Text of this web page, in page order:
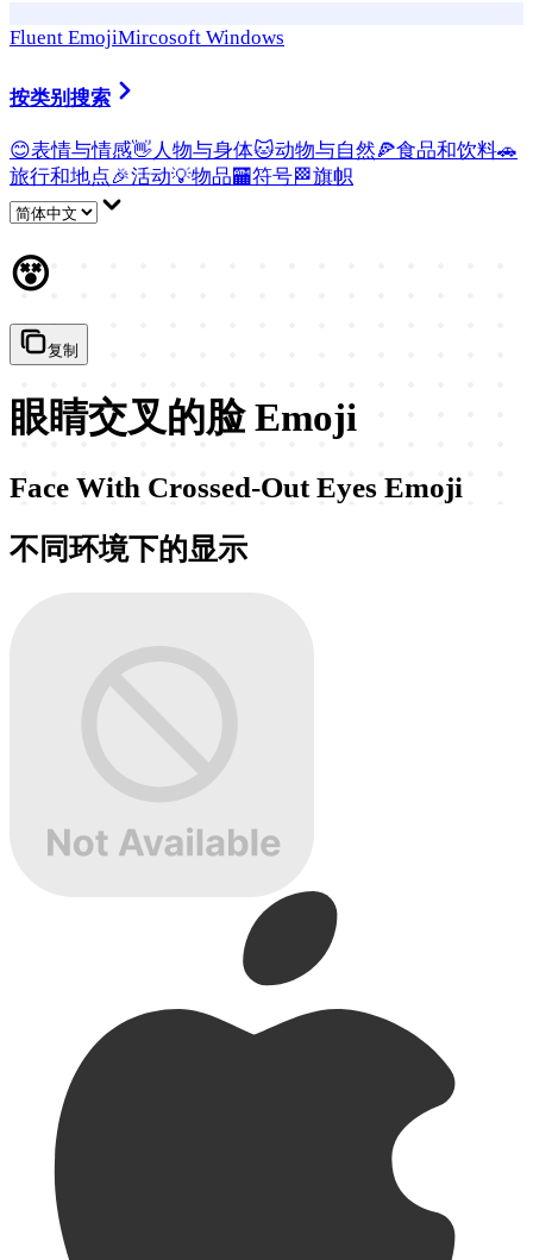
Fluent EmojiMircosoft Windows
按类别搜索
😊表情与情感👋 人物与身体🐱动物与自然🍕食品和饮料🚗
旅行和地点🎉活动💡物品🏧符号🏁旗帜
😵
复制
眼睛交叉的脸 Emoji
Face With Crossed-Out Eyes Emoji
不同环境下的显示